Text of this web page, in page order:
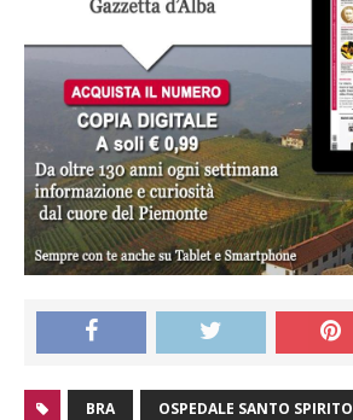
BRA OSPEDALE SANTO SPIRITO